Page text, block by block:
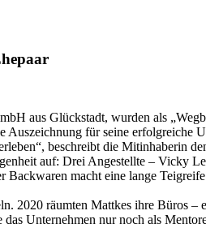
aus Glückstadt, wurden als
für seine erfolgreiche
beschreibt die Mitinhaberin
auf: Drei Angestellte – Vicky
macht eine lange
2020 räumten Mattkes ihre Büros
Unternehmen nur noch als